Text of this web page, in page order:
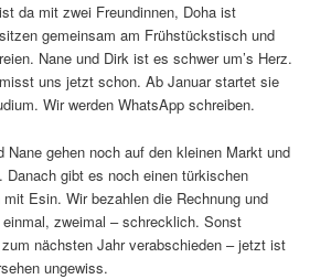
da mit zwei Freundinnen, Doha ist
gemeinsam am Frühstückstisch und
Nane und Dirk ist es schwer um’s Herz.
uns jetzt schon. Ab Januar startet sie
Wir werden WhatsApp schreiben.
Nane gehen noch auf den kleinen Markt und
Danach gibt es noch einen türkischen
Esin. Wir bezahlen die Rechnung und
zweimal – schrecklich. Sonst
nächsten Jahr verabschieden – jetzt ist
ungewiss.